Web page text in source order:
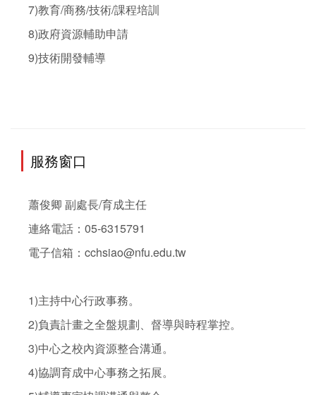
7)教育/商務/技術/課程培訓
8)政府資源輔助申請
9)技術開發輔導
服務窗口
蕭俊卿 副處長/育成主任
連絡電話：05-6315791
電子信箱：cchsiao@nfu.edu.tw
1)主持中心行政事務。
2)負責計畫之全盤規劃、督導與時程掌控。
3)中心之校內資源整合溝通。
4)協調育成中心事務之拓展。